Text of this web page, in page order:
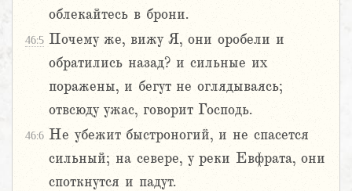
облекайтесь в брони.
46:5 Почему же, вижу Я, они оробели и
обратились назад? и сильные их
поражены, и бегут не оглядываясь;
отвсюду ужас, говорит Господь.
46:6 Не убежит быстроногий, и не спасется
сильный; на севере, у реки Евфрата, они
споткнутся и падут.